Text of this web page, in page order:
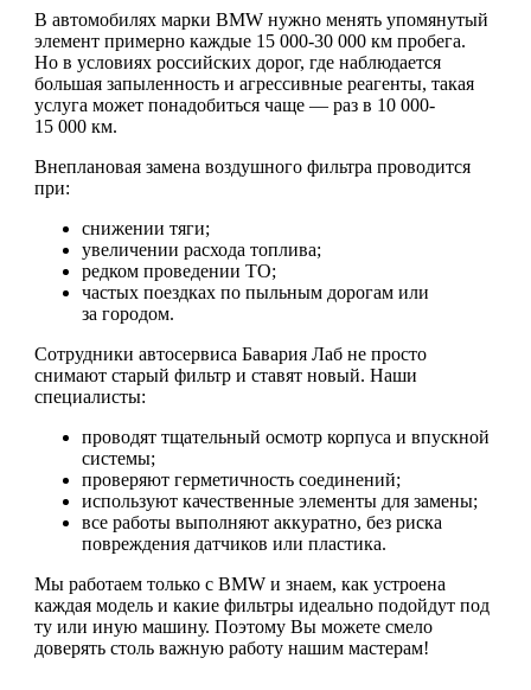
В автомобилях марки BMW нужно менять упомянутый
элемент примерно каждые 15 000-30 000 км пробега.
Но в условиях российских дорог, где наблюдается
большая запыленность и агрессивные реагенты, такая
услуга может понадобиться чаще — раз в 10 000-
15 000 км.
Внеплановая замена воздушного фильтра проводится
при:
снижении тяги;
увеличении расхода топлива;
редком проведении ТО;
частых поездках по пыльным дорогам или
за городом.
Сотрудники автосервиса Бавария Лаб не просто
снимают старый фильтр и ставят новый. Наши
специалисты:
проводят тщательный осмотр корпуса и впускной
системы;
проверяют герметичность соединений;
используют качественные элементы для замены;
все работы выполняют аккуратно, без риска
повреждения датчиков или пластика.
Мы работаем только с BMW и знаем, как устроена
каждая модель и какие фильтры идеально подойдут под
ту или иную машину. Поэтому Вы можете смело
доверять столь важную работу нашим мастерам!